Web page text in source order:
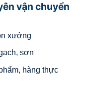
vận chuyển
xưởng
sơn
hàng thực